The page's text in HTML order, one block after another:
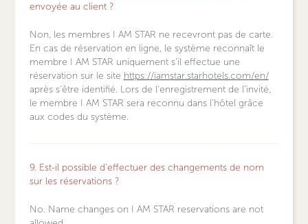
envoyée au client ?
Non, les membres I AM STAR ne recevront pas de carte.
En cas de réservation en ligne, le système reconnaît le
membre I AM STAR uniquement s'il effectue une
réservation sur le site https://iamstar.starhotels.com/en/
après s'être identifié. Lors de l'enregistrement de l'invité,
le membre I AM STAR sera reconnu dans l'hôtel grâce
aux codes du système.
9. Est-il possible d'effectuer des changements de nom
sur les réservations ?
No. Name changes on I AM STAR reservations are not